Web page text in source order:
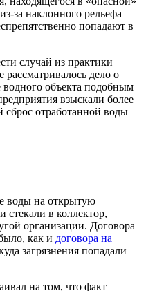
за наклонного рельефа
попадают в
случай из практики
рассматривалось дело о
водного объекта подобным
взыскали более
отработанной воды
воды на открытую
стекали в коллектор,
организации. Договора
как и договора на
загрязнения попадали
на том, что факт